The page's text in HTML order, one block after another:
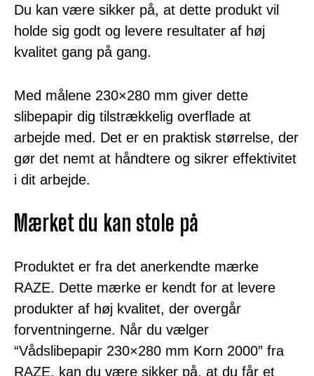
Du kan være sikker på, at dette produkt vil
holde sig godt og levere resultater af høj
kvalitet gang på gang.
Med målene 230×280 mm giver dette
slibepapir dig tilstrækkelig overflade at
arbejde med. Det er en praktisk størrelse, der
gør det nemt at håndtere og sikrer effektivitet
i dit arbejde.
Mærket du kan stole på
Produktet er fra det anerkendte mærke
RAZE. Dette mærke er kendt for at levere
produkter af høj kvalitet, der overgår
forventningerne. Når du vælger
“Vådslibepapir 230×280 mm Korn 2000” fra
RAZE, kan du være sikker på, at du får et